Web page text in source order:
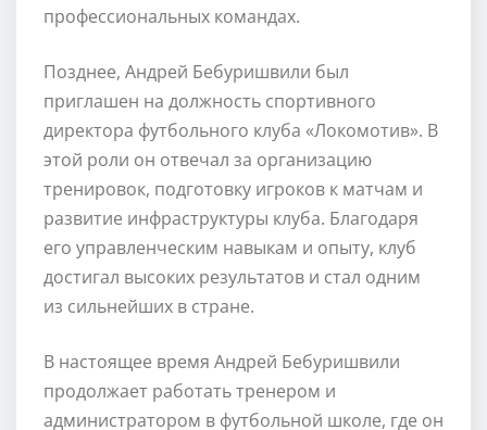
профессиональных командах.
Позднее, Андрей Бебуришвили был
приглашен на должность спортивного
директора футбольного клуба «Локомотив». В
этой роли он отвечал за организацию
тренировок, подготовку игроков к матчам и
развитие инфраструктуры клуба. Благодаря
его управленческим навыкам и опыту, клуб
достигал высоких результатов и стал одним
из сильнейших в стране.
В настоящее время Андрей Бебуришвили
продолжает работать тренером и
администратором в футбольной школе, где он